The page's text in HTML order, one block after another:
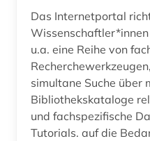
inflation (1)
inka (1)
innenarchitektur (1)
international (1)
Das Internetportal
u.a. eine Reihe von fachspezifischen
simultane Suche über
Bibliothekskataloge
und fachspezifische
Tutorials. auf die Bedarfe der Fachcommunity